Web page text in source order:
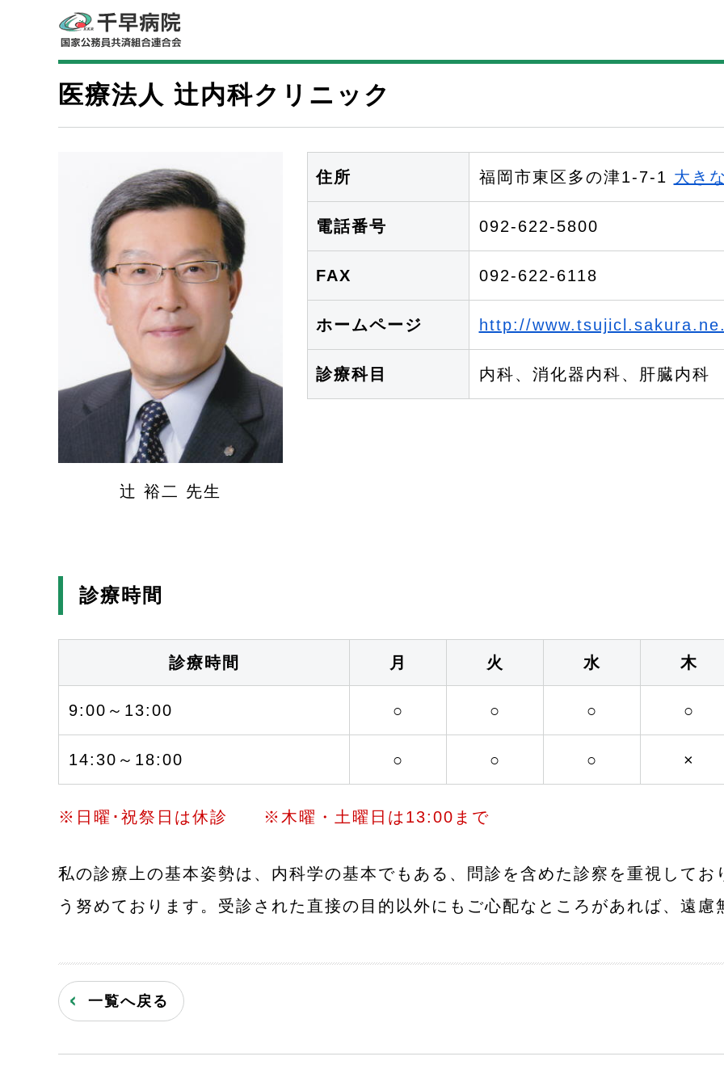
医療法人 辻内科クリニック
辻 裕二 先生
住所 福岡市東区多の津1-7-1 大き
電話番号 092-622-5800
FAX 092-622-6118
ホームページ http://
診療科目 内科、消化器内科、肝臓内科
診療時間
診療時間 月 火 水 木
9:00～13:00 ○ ○ ○ ○
14:30～18:00 ○ ○ ○ ×
※日曜･祝祭日は休診 ※木曜・土曜日は13:00まで
私の診療上の基本姿勢は、内科学の基本でもある、問診を含めた診察を重視してお
う努めております。受診された直接の目的以外にもご心配なところがあれば、遠慮
一覧へ戻る